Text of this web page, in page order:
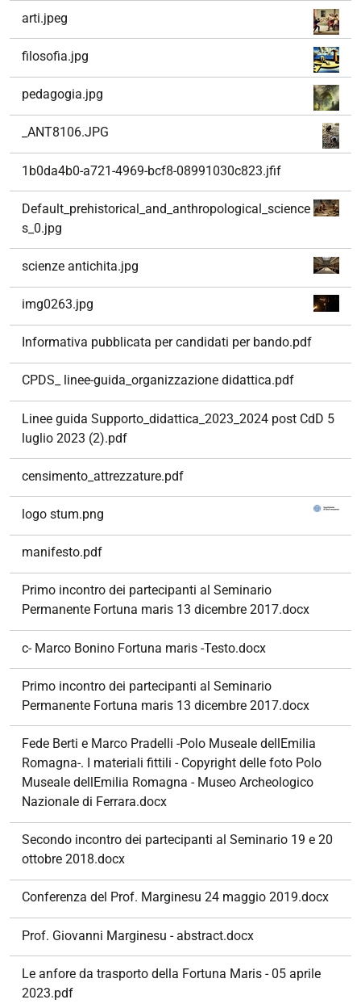
arti.jpeg
filosofia.jpg
pedagogia.jpg
_ANT8106.JPG
1b0da4b0-a721-4969-bcf8-08991030c823.jfif
Default_prehistorical_and_anthropological_science
s_0.jpg
scienze antichita.jpg
img0263.jpg
Informativa pubblicata per candidati per bando.pdf
CPDS_ linee-guida_organizzazione didattica.pdf
Linee guida Supporto_didattica_2023_2024 post CdD 5
luglio 2023 (2).pdf
censimento_attrezzature.pdf
logo stum.png
manifesto.pdf
Primo incontro dei partecipanti al Seminario
Permanente Fortuna maris 13 dicembre 2017.docx
c- Marco Bonino Fortuna maris -Testo.docx
Primo incontro dei partecipanti al Seminario
Permanente Fortuna maris 13 dicembre 2017.docx
Fede Berti e Marco Pradelli -Polo Museale dellEmilia
Romagna-. I materiali fittili - Copyright delle foto Polo
Museale dellEmilia Romagna - Museo Archeologico
Nazionale di Ferrara.docx
Secondo incontro dei partecipanti al Seminario 19 e 20
ottobre 2018.docx
Conferenza del Prof. Marginesu 24 maggio 2019.docx
Prof. Giovanni Marginesu - abstract.docx
Le anfore da trasporto della Fortuna Maris - 05 aprile
2023.pdf